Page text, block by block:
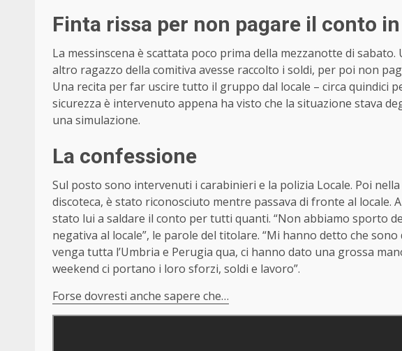
Finta rissa per non pagare il conto
La messinscena è scattata poco prima della mezzanotte di
altro ragazzo della comitiva avesse raccolto i soldi, per poi non
Una recita per far uscire tutto il gruppo dal locale – circa quindici
sicurezza è intervenuto appena ha visto che la situazione stava
una simulazione.
La confessione
Sul posto sono intervenuti i carabinieri e la polizia Locale. Poi
discoteca, è stato riconosciuto mentre passava di fronte al locale.
stato lui a saldare il conto per tutti quanti. “Non abbiamo sporto
negativa al locale”, le parole del titolare. “Mi hanno detto che
venga tutta l’Umbria e Perugia qua, ci hanno dato una grossa
weekend ci portano i loro sforzi, soldi e lavoro”.
Forse dovresti anche sapere che…